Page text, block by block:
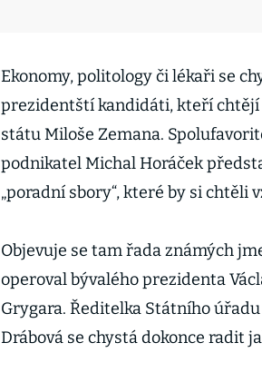
Ekonomy, politology či lékaři se
prezidentští kandidáti, kteří
státu Miloše Zemana.
podnikatel Michal Horáček
„poradní sbory“, které by si chtěli
Objevuje se tam řada známých
operoval bývalého prezidenta
Grygara. Ředitelka Státního
Drábová se chystá dokonce radit